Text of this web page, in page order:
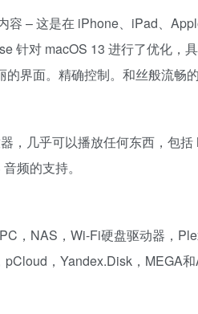
容 – 这是在 iPhone、iPad、
针对 macOS 13 进行了优化，
界面。精确控制。和丝般流畅的
，几乎可以播放任何东西，包
频的支持。
，NAS，Wi-Fi硬盘驱动器，
，Yandex.Disk，MEGA